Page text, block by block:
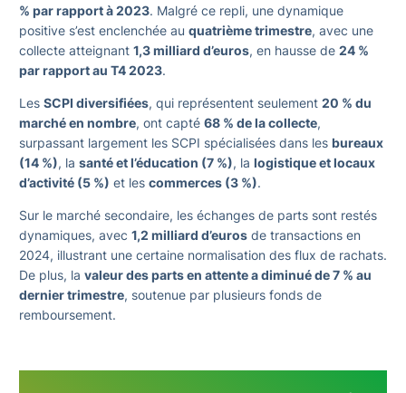
% par rapport à 2023. Malgré ce repli, une dynamique
positive s’est enclenchée au quatrième trimestre, avec une
collecte atteignant 1,3 milliard d’euros, en hausse de 24 %
par rapport au T4 2023.
Les SCPI diversifiées, qui représentent seulement 20 % du
marché en nombre, ont capté 68 % de la collecte,
surpassant largement les SCPI spécialisées dans les bureaux
(14 %), la santé et l’éducation (7 %), la logistique et locaux
d’activité (5 %) et les commerces (3 %).
Sur le marché secondaire, les échanges de parts sont restés
dynamiques, avec 1,2 milliard d’euros de transactions en
2024, illustrant une certaine normalisation des flux de rachats.
De plus, la valeur des parts en attente a diminué de 7 % au
dernier trimestre, soutenue par plusieurs fonds de
remboursement.